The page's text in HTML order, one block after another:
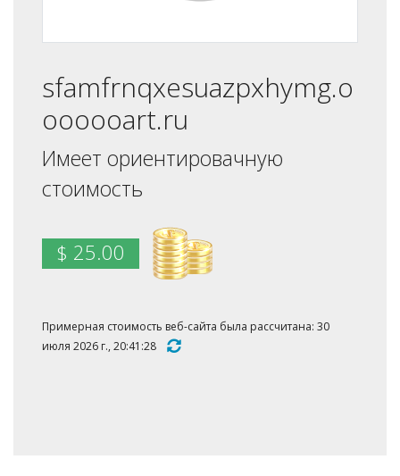
sfamfrnqxesuazpxhymg.o
oooooart.ru
Имеет ориентировачную
стоимость
$ 25.00
Примерная стоимость веб-сайта была рассчитана: 30
июля 2026 г., 20:41:28